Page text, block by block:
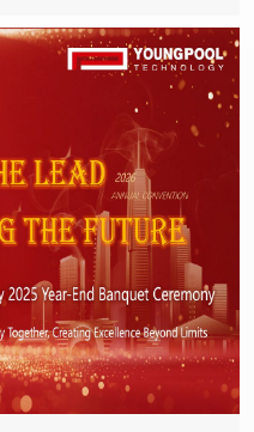
لكم عاماً جديداً سعيداً: الحيوية
التوفيق والنجاح في جميع مساعيكم،